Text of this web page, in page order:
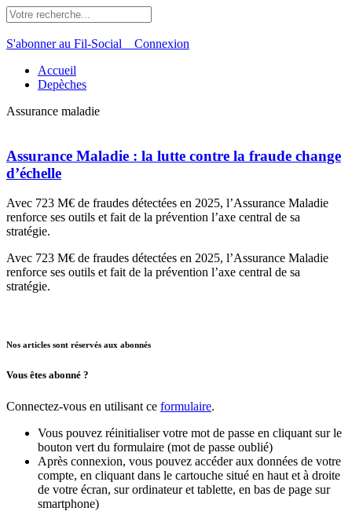
S'abonner au Fil-Social Connexion
Accueil
Depèches
Assurance maladie
Assurance Maladie : la lutte contre la fraude change
d’échelle
Avec 723 M€ de fraudes détectées en 2025, l’Assurance Maladie
renforce ses outils et fait de la prévention l’axe central de sa
stratégie.
Avec 723 M€ de fraudes détectées en 2025, l’Assurance Maladie
renforce ses outils et fait de la prévention l’axe central de sa
stratégie.
Nos articles sont réservés aux abonnés
Vous êtes abonné ?
Connectez-vous en utilisant ce formulaire.
Vous pouvez réinitialiser votre mot de passe en cliquant sur le
bouton vert du formulaire (mot de passe oublié)
Après connexion, vous pouvez accéder aux données de votre
compte, en cliquant dans le cartouche situé en haut et à droite
de votre écran, sur ordinateur et tablette, en bas de page sur
smartphone)